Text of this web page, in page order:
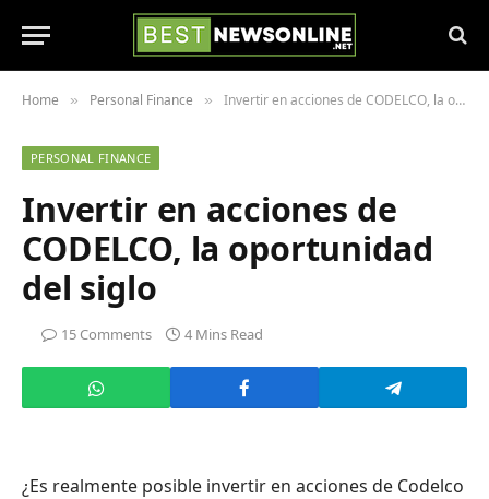
Home » Personal Finance » Invertir en acciones de CODELCO, la oportunidad del siglo
PERSONAL FINANCE
Invertir en acciones de
CODELCO, la oportunidad
del siglo
15 Comments 4 Mins Read
¿Es realmente posible invertir en acciones de Codelco